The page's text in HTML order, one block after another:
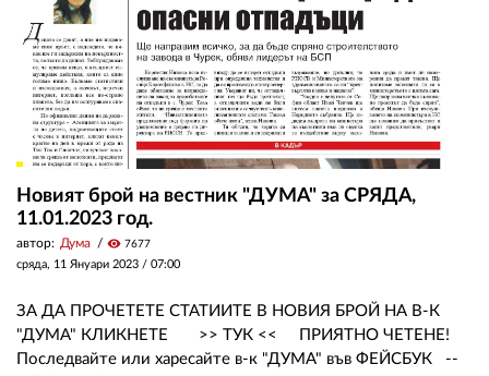
Новият брой на вестник "ДУМА" за СРЯДА,
11.01.2023 год.
автор: Дума visibility 7677
сряда, 11 Януари 2023 / 07:00
ЗА ДА ПРОЧЕТЕТЕ СТАТИИТЕ В НОВИЯ БРОЙ НА В-К
"ДУМА" КЛИКНЕТЕ >> ТУК << ПРИЯТНО ЧЕТЕНЕ!
Последвайте или харесайте в-к "ДУМА" във ФЕЙСБУК --